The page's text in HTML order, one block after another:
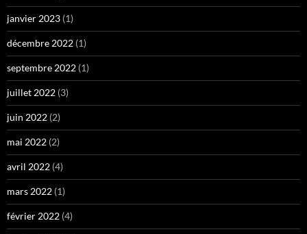
janvier 2023 (1)
décembre 2022 (1)
septembre 2022 (1)
juillet 2022 (3)
juin 2022 (2)
mai 2022 (2)
avril 2022 (4)
mars 2022 (1)
février 2022 (4)